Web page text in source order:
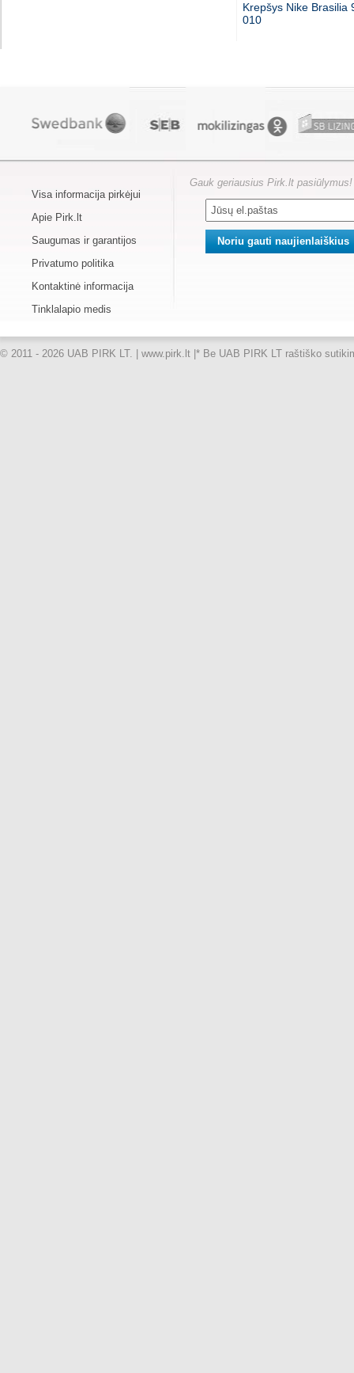
Krepšys Nike Brasilia
010
Visa informacija pirkėjui
Apie Pirk.lt
Saugumas ir garantijos
Privatumo politika
Kontaktinė informacija
Tinklalapio medis
Gauk geriausius Pirk.lt pasiūlymus!
© 2011 - 2026 UAB PIRK LT. | www.pirk.lt | * Be UAB PIRK LT raštiško